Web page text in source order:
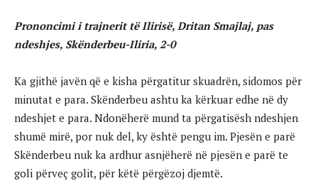
Prononcimi i trajnerit të Ilirisë, Dritan Smajlaj, pas
ndeshjes, Skënderbeu-Iliria, 2-0
Ka gjithë javën që e kisha përgatitur skuadrën, sidomos për
minutat e para. Skënderbeu ashtu ka kërkuar edhe në dy
ndeshjet e para. Ndonëherë mund ta përgatisësh ndeshjen
shumë mirë, por nuk del, ky është pengu im. Pjesën e parë
Skënderbeu nuk ka ardhur asnjëherë në pjesën e parë te
goli përveç golit, për këtë përgëzoj djemtë.